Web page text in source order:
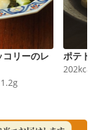
コリーのレ
1.2g
ポテト
202kcal